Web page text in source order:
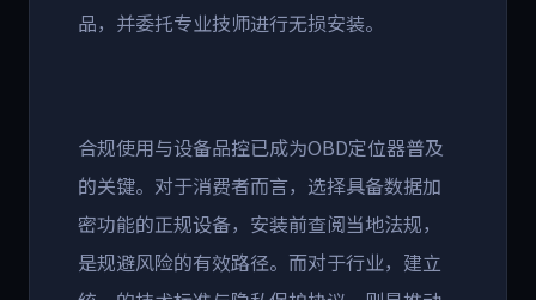
品，并委托专业技师进行无损安装。
合规使用与设备品控已成为OBD定位器普及
的关键。对于消费者而言，选择具备数据加
密功能的正规设备，安装前查阅当地法规，
是规避风险的有效路径。而对于行业，建立